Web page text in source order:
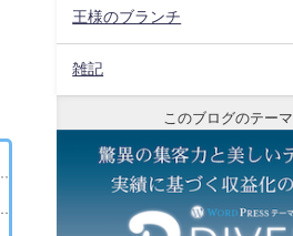
王様のブランチ
雑記
このブログのテーマ